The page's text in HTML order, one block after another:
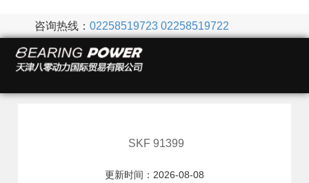
咨询热线： 02258519723 02258519722
SKF 91399
更新时间：2026-08-08